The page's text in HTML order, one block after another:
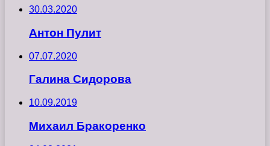
30.03.2020
Антон Пулит
07.07.2020
Галина Сидорова
10.09.2019
Михаил Бракоренко